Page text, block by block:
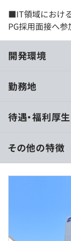
■IT領域におけ
PG採用面接へ参
開発環境
重視しています。
勤務地
待遇・福利厚生
月給（基本給）
は
その他の特徴